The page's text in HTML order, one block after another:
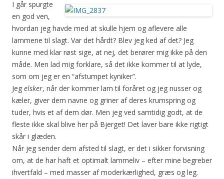
I går spurgte
en god ven,
hvordan jeg havde med at skulle hjem og aflevere alle
lammene til slagt. Var det hårdt? Blev jeg ked af det? Jeg
kunne med klar røst sige, at nej, det berører mig ikke på den
måde. Men lad mig forklare, så det ikke kommer til at lyde,
som om jeg er en “afstumpet kyniker”.
Jeg elsker, når der kommer lam til foråret og jeg nusser og
kæler, giver dem navne og griner af deres krumspring og
tuder, hvis et af dem dør. Men jeg ved samtidig godt, at de
fleste ikke skal blive her på Bjerget! Det laver bare ikke rigtigt
skår i glæden.
Når jeg sender dem afsted til slagt, er det i sikker forvisning
om, at de har haft et optimalt lammeliv – efter mine begreber
ihvertfald – med masser af moderkærlighed, græs og leg.